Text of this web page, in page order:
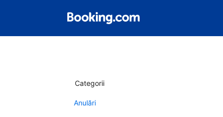
Categorii
Anulări